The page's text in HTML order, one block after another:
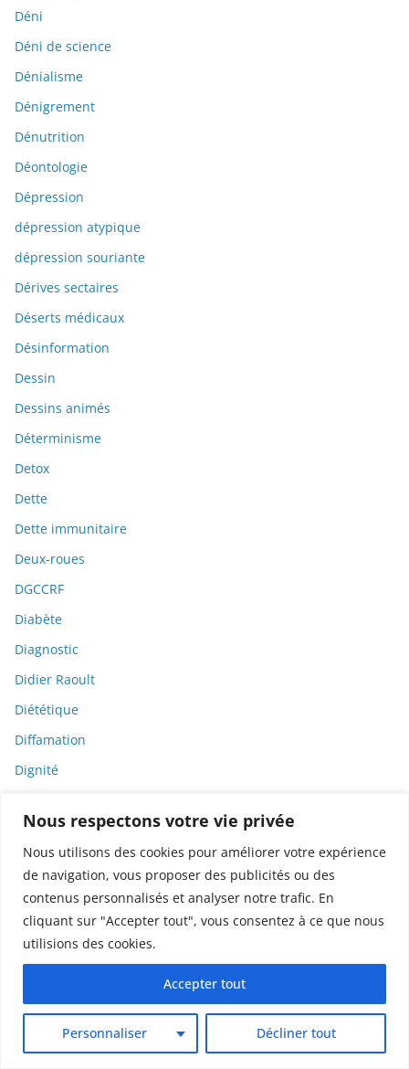
Nous respectons votre vie privée
Nous utilisons des cookies pour améliorer votre expérience
de navigation, vous proposer des publicités ou des
contenus personnalisés et analyser notre trafic. En
cliquant sur "Accepter tout", vous consentez à ce que nous
utilisions des cookies.
Personnaliser Décliner tout
Accepter tout
Déni
Déni de science
Dénialisme
Dénigrement
Dénutrition
Déontologie
Dépression
dépression atypique
dépression souriante
Dérives sectaires
Déserts médicaux
Désinformation
Dessin
Dessins animés
Déterminisme
Detox
Dette
Dette immunitaire
Deux-roues
DGCCRF
Diabète
Diagnostic
Didier Raoult
Diététique
Diffamation
Dignité
Dispositifs médicaux
Dlct
Doctolib
Documentaire
DODGE
Dons